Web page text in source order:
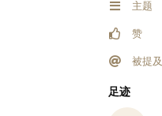
主题
赞
被提及
足迹